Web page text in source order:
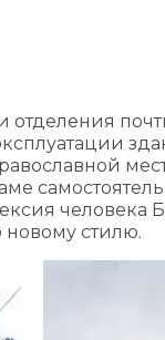
человека
новому стилю.